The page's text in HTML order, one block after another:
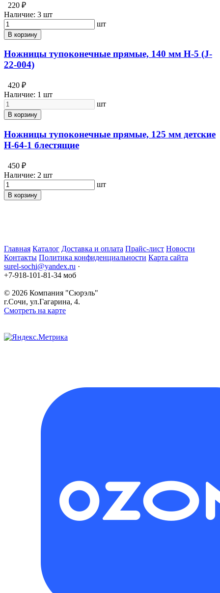
220 ₽
Наличие: 3 шт
шт
В корзину
Ножницы тупоконечные прямые, 140 мм Н-5 (J-
22-004)
420 ₽
Наличие: 1 шт
шт
В корзину
Ножницы тупоконечные прямые, 125 мм детские
Н-64-1 блестящие
450 ₽
Наличие: 2 шт
шт
В корзину
Главная Каталог Доставка и оплата Прайс-лист Новости
Контакты Политика конфиденциальности Карта сайта
surel-sochi@yandex.ru ·
+7-918-101-81-34 моб
© 2026 Компания "Сюрэль"
г.Сочи, ул.Гагарина, 4.
Смотреть на карте